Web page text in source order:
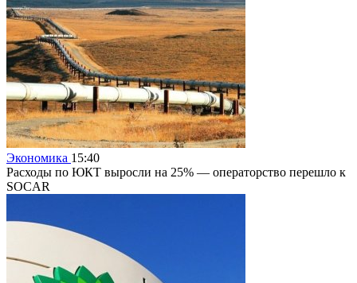
Экономика 15:40
Расходы по ЮКТ выросли на 25% — операторство перешло к
SOCAR